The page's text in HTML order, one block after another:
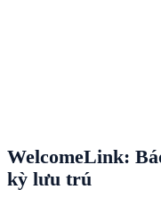
WelcomeLink:
kỳ lưu trú